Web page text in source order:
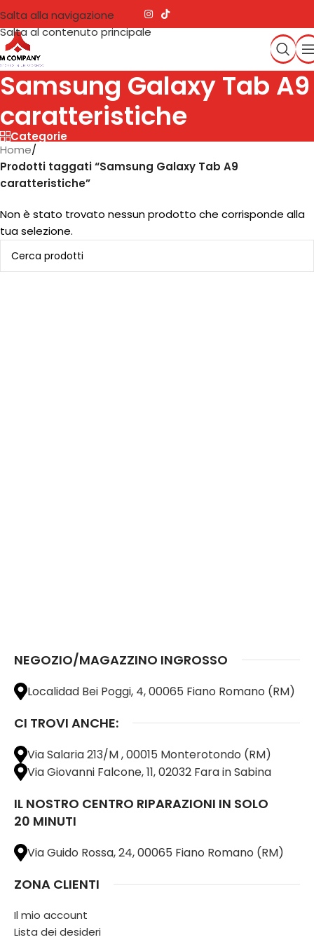
Salta alla navigazione
Salta al contenuto principale
Samsung Galaxy Tab A9
caratteristiche
Categorie
Home/
Prodotti taggati “Samsung Galaxy Tab A9
caratteristiche”
Non è stato trovato nessun prodotto che corrisponde alla
tua selezione.
NEGOZIO/MAGAZZINO INGROSSO
Localidad Bei Poggi, 4, 00065 Fiano Romano (RM)
CI TROVI ANCHE:
Via Salaria 213/M , 00015 Monterotondo (RM)
Via Giovanni Falcone, 11, 02032 Fara in Sabina
IL NOSTRO CENTRO RIPARAZIONI IN SOLO
20 MINUTI
Via Guido Rossa, 24, 00065 Fiano Romano (RM)
ZONA CLIENTI
Il mio account
Lista dei desideri